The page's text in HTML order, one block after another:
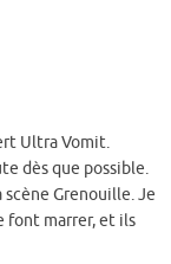
Ultra Vomit.
dès que possible.
scène Grenouille. Je
font marrer, et ils